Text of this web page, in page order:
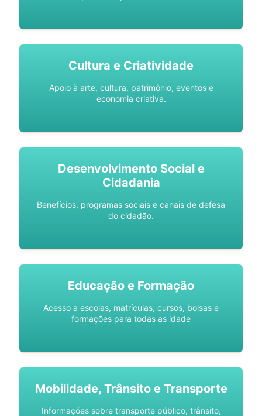
Cultura e Criatividade
Apoio à arte, cultura, patrimônio, eventos e
economia criativa.
Desenvolvimento Social e
Cidadania
Benefícios, programas sociais e canais de defesa
do cidadão.
Educação e Formação
Acesso a escolas, matrículas, cursos, bolsas e
formações para todas as idade
Mobilidade, Trânsito e Transporte
Informações sobre transporte público, trânsito,